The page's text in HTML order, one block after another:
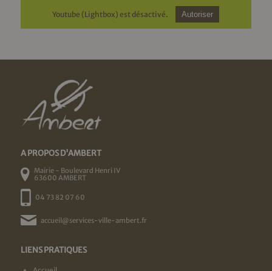
Youtube (Lightbox) est désactivé. Autoriser
A PROPOS D'AMBERT
Mairie - Boulevard Henri IV
63600 AMBERT
04 73 82 07 60
accueil@services-ville-ambert.fr
LIENS PRATIQUES